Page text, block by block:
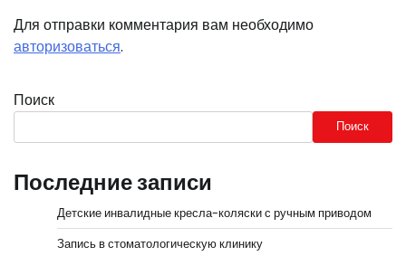
Для отправки комментария вам необходимо
авторизоваться.
Поиск
Поиск
Последние записи
Детские инвалидные кресла-коляски с ручным приводом
Запись в стоматологическую клинику